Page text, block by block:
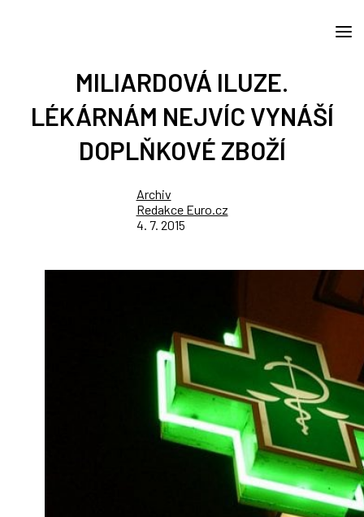
MILIARDOVÁ ILUZE.
LÉKÁRNÁM NEJVÍC VYNÁŠÍ
DOPLŇKOVÉ ZBOŽÍ
Archiv
Redakce Euro.cz
4. 7. 2015